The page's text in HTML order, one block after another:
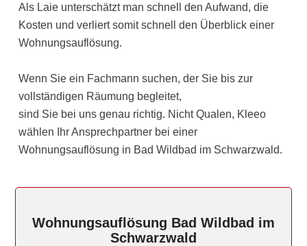
Als Laie unterschätzt man schnell den Aufwand, die
Kosten und verliert somit schnell den Überblick einer
Wohnungsauflösung.
Wenn Sie ein Fachmann suchen, der Sie bis zur
vollständigen Räumung begleitet,
sind Sie bei uns genau richtig. Nicht Qualen, Kleeo
wählen Ihr Ansprechpartner bei einer
Wohnungsauflösung in Bad Wildbad im Schwarzwald.
Wohnungsauflösung Bad Wildbad im
Schwarzwald